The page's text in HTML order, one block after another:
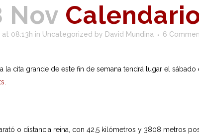
Nov
08:13h in Uncategorized by David Mundina 6
la cita grande de este fin de semana tendrá lugar el
o distancia reina, con 42,5 kilómetros y 3808 metros